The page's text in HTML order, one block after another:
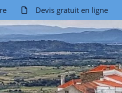
Devis gratuit en ligne